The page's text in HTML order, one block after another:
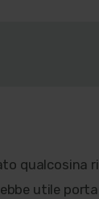
qualcosina
utile